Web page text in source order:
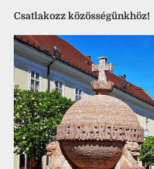
Csatlakozz közösségünkhöz!